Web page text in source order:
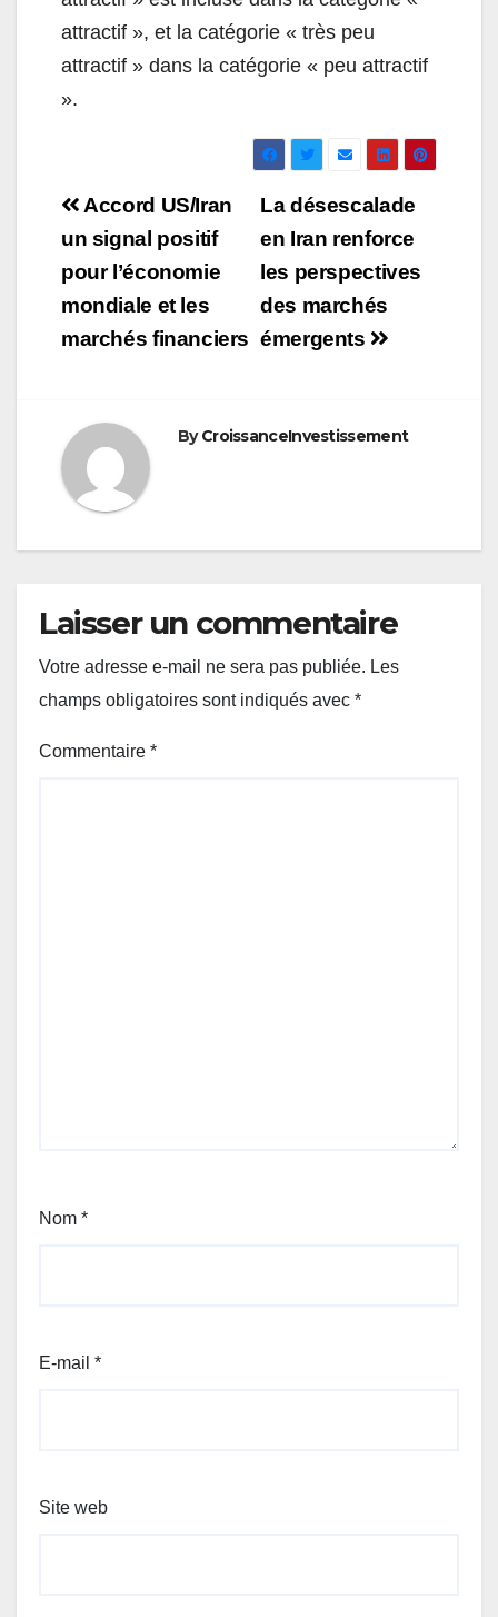
attractif », et la catégorie « très peu
attractif » dans la catégorie « peu attractif
».
Navigation
de
l’article
La désescalade
en Iran renforce
les perspectives
des marchés
émergents
Accord US/Iran
un signal positif
pour l’économie
mondiale et les
marchés financiers
ByCroissanceInvestissement
Laisser un commentaire
Votre adresse e-mail ne sera pas publiée. Les
champs obligatoires sont indiqués avec *
Commentaire *
Nom *
E-mail *
Site web